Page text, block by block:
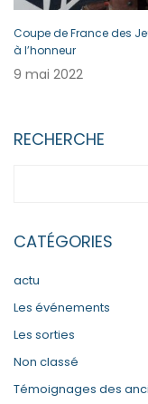
Coupe de France des
à l’honneur
9 mai 2022
RECHERCHE
CATÉGORIES
actu
Les événements
Les sorties
Non classé
Témoignages des